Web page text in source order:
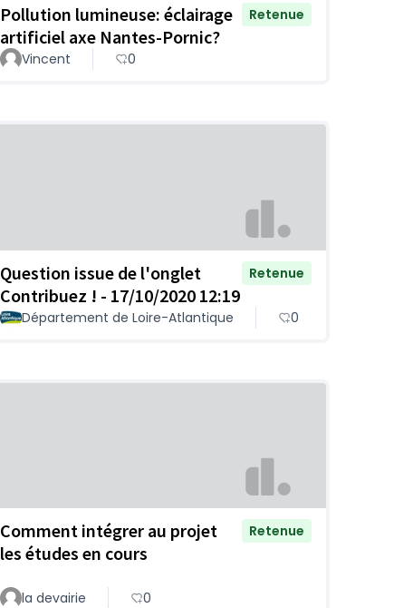
Pollution lumineuse: éclairage
artificiel axe Nantes-Pornic?
Retenue
Vincent 0
Question issue de l'onglet
Contribuez ! - 17/10/2020 12:19
Retenue
Département de Loire-Atlantique 0
Comment intégrer au projet
les études en cours
Retenue
la devairie 0